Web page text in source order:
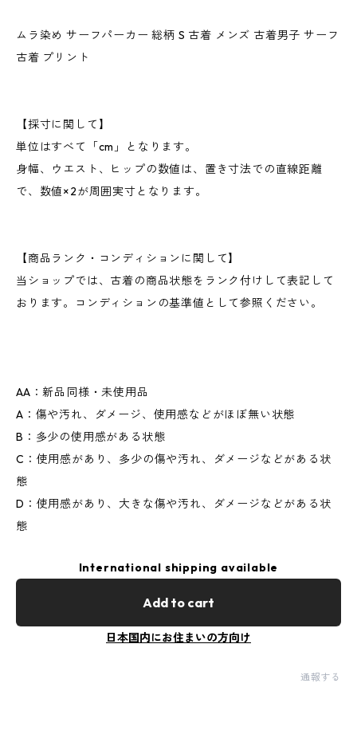
ムラ染め サーフパーカー 総柄 S 古着 メンズ 古着男子 サーフ
古着 プリント
【採寸に関して】
単位はすべて「cm」となります。
身幅、ウエスト、ヒップの数値は、置き寸法での直線距離
で、数値×2が周囲実寸となります。
【商品ランク・コンディションに関して】
当ショップでは、古着の商品状態をランク付けして表記して
おります。コンディションの基準値として参照ください。
AA：新品同様・未使用品
A：傷や汚れ、ダメージ、使用感などがほぼ無い状態
B：多少の使用感がある状態
C：使用感があり、多少の傷や汚れ、ダメージなどがある状
態
D：使用感があり、大きな傷や汚れ、ダメージなどがある状
態
International shipping available
Add to cart
日本国内にお住まいの方向け
通報する